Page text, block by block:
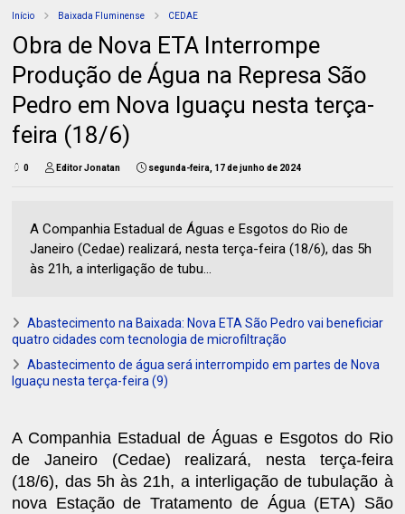
Início Baixada Fluminense CEDAE
Obra de Nova ETA Interrompe
Produção de Água na Represa São
Pedro em Nova Iguaçu nesta terça-
feira (18/6)
0 Editor Jonatan segunda-feira, 17 de junho de 2024
A Companhia Estadual de Águas e Esgotos do Rio de
Janeiro (Cedae) realizará, nesta terça-feira (18/6), das 5h
às 21h, a interligação de tubu...
Abastecimento na Baixada: Nova ETA São Pedro vai beneficiar
quatro cidades com tecnologia de microfiltração
Abastecimento de água será interrompido em partes de Nova
Iguaçu nesta terça-feira (9)
A Companhia Estadual de Águas e Esgotos do Rio
de Janeiro (Cedae) realizará, nesta terça-feira
(18/6), das 5h às 21h, a interligação de tubulação à
nova Estação de Tratamento de Água (ETA) São